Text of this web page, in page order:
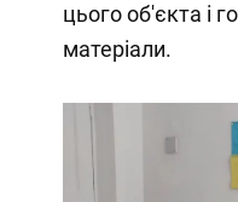
цього об'єкта і
матеріали.